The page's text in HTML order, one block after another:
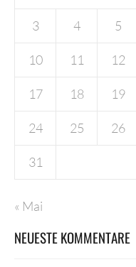
3 4 5
10 11 12
17 18 19
24 25 26
31
« Mai
NEUESTE KOMMENTARE